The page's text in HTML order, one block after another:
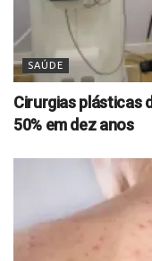
SAÚDE
Cirurgias plásticas
50% em dez anos